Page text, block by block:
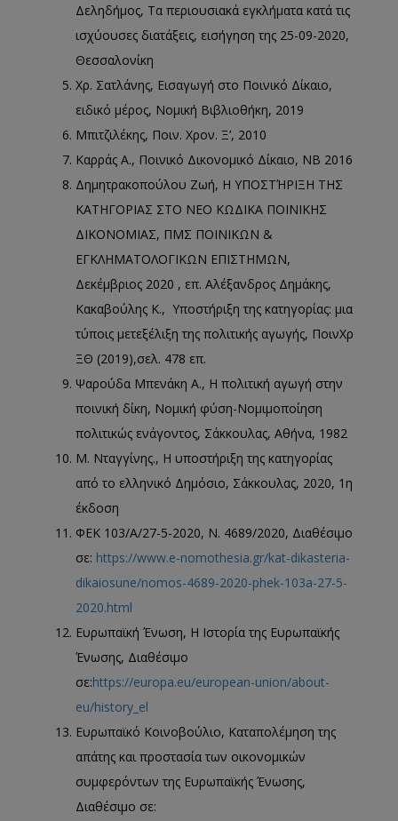
Δεληδήμος, Τα περιουσιακά εγκλήματα κατά τις
ισχύουσες διατάξεις, εισήγηση της 25-09-2020,
Θεσσαλονίκη
Χρ. Σατλάνης, Εισαγωγή στο Ποινικό Δίκαιο,
ειδικό μέρος, Νομική Βιβλιοθήκη, 2019
Μπιτζιλέκης, Ποιν. Χρον. Ξ’, 2010
Καρράς A., Ποινικό Δικονομικό Δίκαιο, ΝΒ 2016
Δημητρακοπούλου Ζωή, Η ΥΠΟΣΤΉΡΙΞΗ ΤΗΣ
ΚΑΤΗΓΟΡΙΑΣ ΣΤΟ ΝΕΟ ΚΩΔΙΚΑ ΠΟΙΝΙΚΗΣ
ΔΙΚΟΝΟΜΙΑΣ, ΠΜΣ ΠΟΙΝΙΚΩΝ &
ΕΓΚΛΗΜΑΤΟΛΟΓΙΚΩΝ ΕΠΙΣΤΗΜΩΝ,
Δεκέμβριος 2020 , επ. Αλέξανδρος Δημάκης,
Κακαβούλης Κ., Υποστήριξη της κατηγορίας: μια
τύποις μετεξέλιξη της πολιτικής αγωγής, ΠοινΧρ
ΞΘ (2019),σελ. 478 επ.
Ψαρούδα Μπενάκη Α., Η πολιτική αγωγή στην
ποινική δίκη, Νομική φύση-Νομιμοποίηση
πολιτικώς ενάγοντος, Σάκκουλας, Αθήνα, 1982
Μ. Νταγγίνης., Η υποστήριξη της κατηγορίας
από το ελληνικό Δημόσιο, Σάκκουλας, 2020, 1η
έκδοση
ΦΕΚ 103/Α/27-5-2020, Ν. 4689/2020, Διαθέσιμο
σε: https://www.e-nomothesia.gr/kat-dikasteria-
dikaiosune/nomos-4689-2020-phek-103a-27-5-
2020.html
Ευρωπαϊκή Ένωση, Η Ιστορία της Ευρωπαϊκής
Ένωσης, Διαθέσιμο
σε:https://europa.eu/european-union/about-
eu/history_el
Ευρωπαϊκό Κοινοβούλιο, Καταπολέμηση της
απάτης και προστασία των οικονομικών
συμφερόντων της Ευρωπαϊκής Ένωσης,
Διαθέσιμο σε: